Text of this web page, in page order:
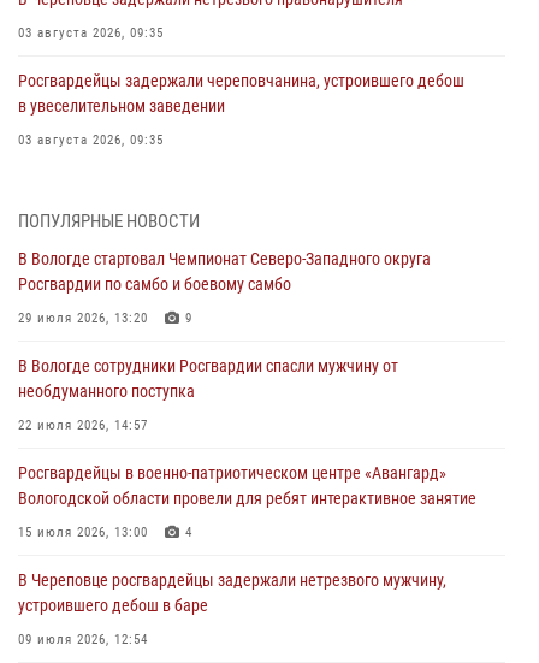
03 августа 2026, 09:35
Росгвардейцы задержали череповчанина, устроившего дебош
в увеселительном заведении
03 августа 2026, 09:35
товаров из магазина
В Вологде определились победители и призеры Чемпионатов
Северо-Западного округа Росгвардии по спортивному и боевому
03 августа 2026, 08:54 1
ЗА МИНУВШУЮ НЕДЕЛЮ СОТРУДНИКАМИ ВНЕВЕДОМСТВЕННОЙ
ПРАВОНАРУШИТЕЛЯ
02 августа 2026, 10:37
нарушителя на питбайке
31 июля 2026, 06:43
ПОПУЛЯРНЫЕ НОВОСТИ
В Вологде стартовал Чемпионат Северо-Западного округа
Росгвардии по самбо и боевому самбо
29 июля 2026, 13:20 9
В Вологде сотрудники Росгвардии спасли мужчину от
необдуманного поступка
22 июля 2026, 14:57
Росгвардейцы в военно-патриотическом центре «Авангард»
Вологодской области провели для ребят интерактивное занятие
15 июля 2026, 13:00 4
В Череповце росгвардейцы задержали нетрезвого мужчину,
устроившего дебош в баре
09 июля 2026, 12:54